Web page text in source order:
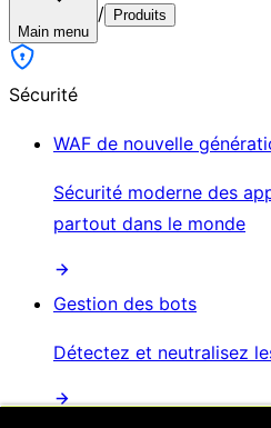
Main menu
/ Produits
Sécurité
WAF de nouvelle
Sécurité moderne des
partout dans le monde
Gestion des bots
Détectez et neutralisez